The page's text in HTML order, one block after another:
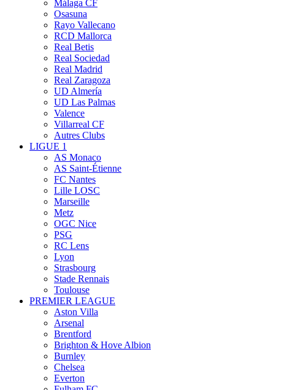
Málaga CF
Osasuna
Rayo Vallecano
RCD Mallorca
Real Betis
Real Sociedad
Real Madrid
Real Zaragoza
UD Almería
UD Las Palmas
Valence
Villarreal CF
Autres Clubs
LIGUE 1
AS Monaco
AS Saint-Étienne
FC Nantes
Lille LOSC
Marseille
Metz
OGC Nice
PSG
RC Lens
Lyon
Strasbourg
Stade Rennais
Toulouse
PREMIER LEAGUE
Aston Villa
Arsenal
Brentford
Brighton & Hove Albion
Burnley
Chelsea
Everton